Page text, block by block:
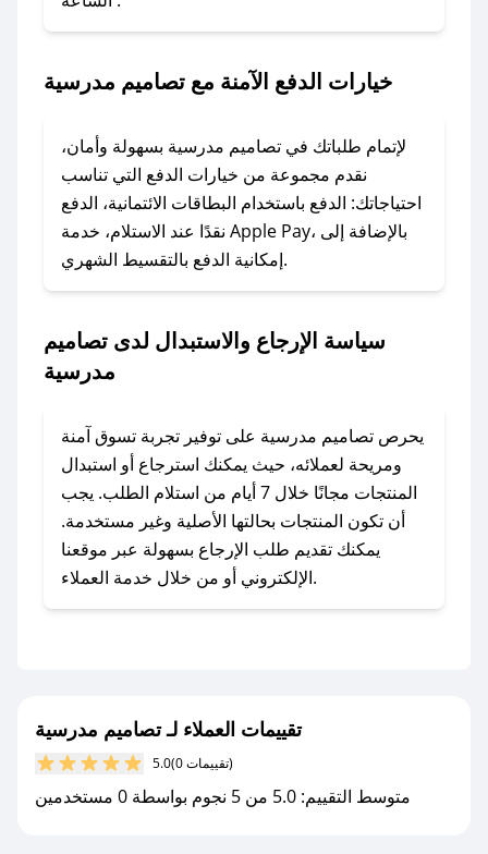
2. الصقه في خانة الدفع عند التسوق من تصاميم
لا تقلق! يمكنك التواصل مع فريق دعم صحصح عبر
الرسائل الخاصة على تويتر أو البريد الإلكتروني،
وسنقوم بحل المشكلة في أسرع وقت ممكن.
### ماذا أفعل إذا لم أجد كود خصم لمتجري
المفضل؟
مراسلتنا مباشرة وسنعمل على توفير الكوبونات في
أسرع وقت ممكن.
### كيف تحصل على كوبونات خصم حصرية من
تصاميم مدرسية؟
للحصول على كوبونات وخصومات حصرية، قم بما
يلي:
- اضغط على أيقونة متابعة لمتجر تصاميم مدرسية
في تطبيق صحصح.
مع صحصح، تسوق بذكاء ووفّر على كل مشترياتك مع
خيارات الدفع الآمنة مع تصاميم مدرسية
لإتمام طلباتك في تصاميم مدرسية بسهولة وأمان،
نقدم مجموعة من خيارات الدفع التي تناسب
احتياجاتك: الدفع باستخدام البطاقات الائتمانية، الدفع
نقدًا عند الاستلام، خدمة Apple Pay، بالإضافة إلى
إمكانية الدفع بالتقسيط الشهري.
سياسة الإرجاع والاستبدال لدى تصاميم
مدرسية
يحرص تصاميم مدرسية على توفير تجربة تسوق آمنة
ومريحة لعملائه، حيث يمكنك استرجاع أو استبدال
المنتجات مجانًا خلال 7 أيام من استلام الطلب. يجب
أن تكون المنتجات بحالتها الأصلية وغير مستخدمة.
يمكنك تقديم طلب الإرجاع بسهولة عبر موقعنا
الإلكتروني أو من خلال خدمة العملاء.
تقييمات العملاء لـ تصاميم مدرسية
5.0 (0 تقييمات)
متوسط التقييم: 5.0 من 5 نجوم بواسطة 0 مستخدمين